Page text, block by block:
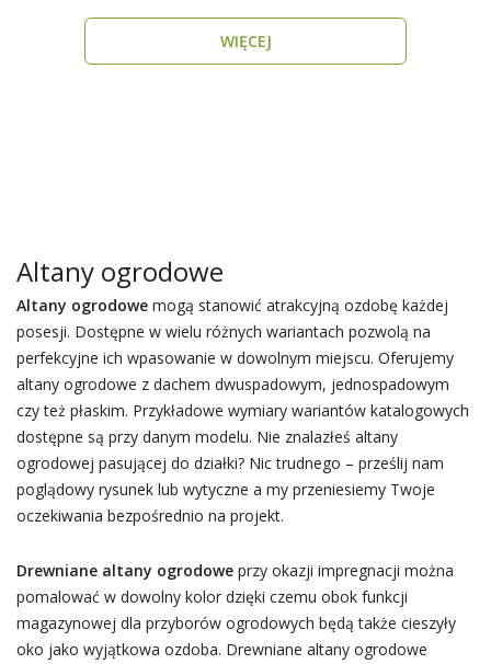
WIĘCEJ
Altany ogrodowe
Altany ogrodowemogą stanowić atrakcyjną ozdobę każdej
posesji. Dostępne w wielu różnych wariantach pozwolą na
perfekcyjne ich wpasowanie w dowolnym miejscu. Oferujemy
altany ogrodowe z dachem dwuspadowym, jednospadowym
czy też płaskim. Przykładowe wymiary wariantów katalogowych
dostępne są przy danym modelu. Nie znalazłeś altany
ogrodowej pasującej do działki? Nic trudnego – prześlij nam
poglądowy rysunek lub wytyczne a my przeniesiemy Twoje
oczekiwania bezpośrednio na projekt.
Drewniane altany ogrodoweprzy okazji impregnacji można
pomalować w dowolny kolor dzięki czemu obok funkcji
magazynowej dla przyborów ogrodowych będą także cieszyły
oko jako wyjątkowa ozdoba. Drewniane altany ogrodowe